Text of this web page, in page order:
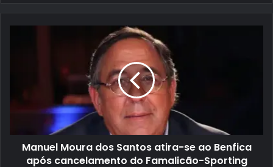
Manuel Moura dos Santos atira-se ao Benfica
após cancelamento do Famalicão-Sporting